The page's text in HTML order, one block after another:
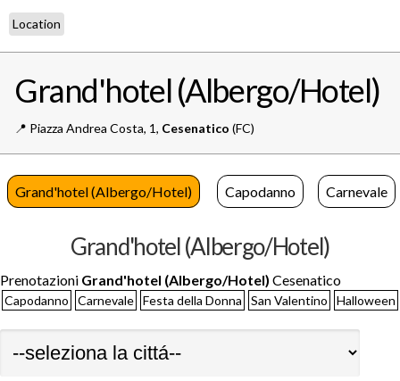
Location
Grand'hotel (Albergo/Hotel)
📍️ Piazza Andrea Costa, 1, Cesenatico (FC)
Grand'hotel (Albergo/Hotel) Capodanno Carnevale
Grand'hotel (Albergo/Hotel)
Prenotazioni Grand'hotel (Albergo/Hotel) Cesenatico
Capodanno Carnevale Festa della Donna San Valentino Halloween